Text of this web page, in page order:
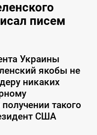
писем
Украины
якобы не
никаких
такого
США